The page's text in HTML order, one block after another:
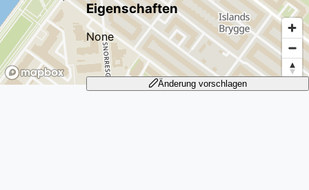
Eigenschaften
None
Änderung vorschlagen